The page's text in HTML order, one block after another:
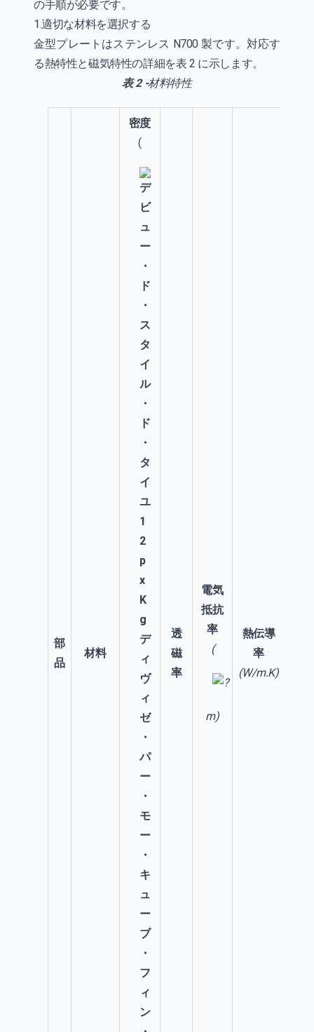
の手順が必要です。
1.適切な材料を選択する
金型プレートはステンレス N700 製です。対応す
る熱特性と磁気特性の詳細を表 2 に示します。
表 2 -材料特性
部
品
材料
密度
(
透
磁
率
電気
抵抗
率
(
m)
熱伝導
率
(W/m.K)